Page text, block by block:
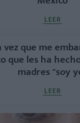
LEER
que me
que les ha
madres "soy
LEER